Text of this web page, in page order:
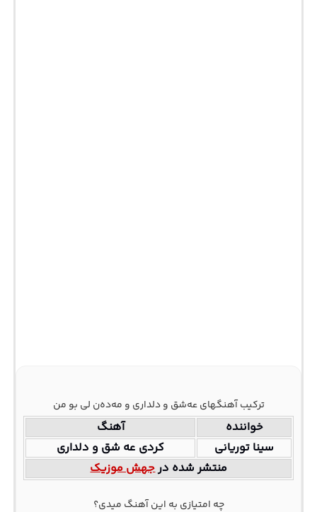
ترکیب آهنگهای عه‌شق و دلداری و مه‌ده‌ن لی بو من
خواننده
آهنگ
سینا توریانی
کردی عه شق و دلداری
منتشر شده درجهش موزیک
چه امتیازی به این آهنگ میدی؟